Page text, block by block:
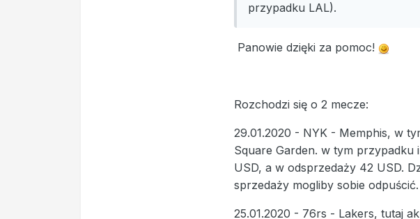
przypadku LAL).
Panowie dzięki za pomoc!
Rozchodzi się o 2 mecze:
29.01.2020 - NYK - Memphis, w
Square Garden. w tym przypadku
USD, a w odsprzedaży 42 USD.
sprzedaży mogliby sobie odpuścić.
25.01.2020 - 76rs - Lakers, tutaj